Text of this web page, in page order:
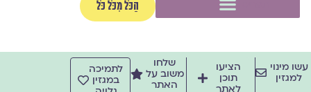
הַכֹּל מִכֹּל כֹּל
מינוי
למגזין
הציעו
תוכן
לאתר
שלחו
משוב על
האתר
לתמיכה
במגזין